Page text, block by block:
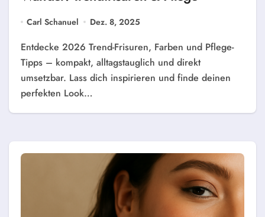
Carl Schanuel Dez. 8, 2025
Entdecke 2026 Trend-Frisuren, Farben und Pflege-
Tipps – kompakt, alltagstauglich und direkt
umsetzbar. Lass dich inspirieren und finde deinen
perfekten Look…